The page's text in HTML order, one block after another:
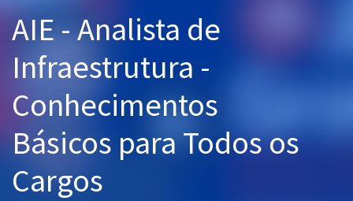
Cursos 20% OFF
Pós
Graduação
OAB
AIE - Analista de
Infraestrutura -
Conhecimentos
Básicos para Todos os
Cargos